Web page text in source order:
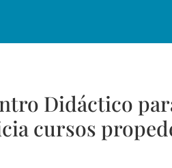
Didáctico
cursos